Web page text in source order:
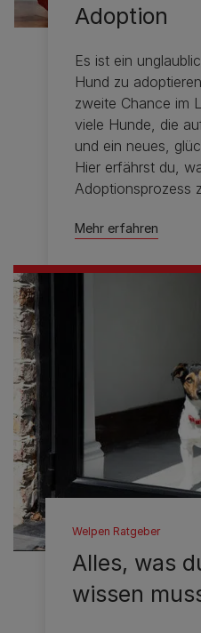
Adoption
Es ist ein
Hund zu
zweite Chance im
viele Hunde, die
und ein neues,
Hier erfährst du,
Adoptionsprozess
Mehr erfahren
Welpen Ratgeber
Alles, was
wissen